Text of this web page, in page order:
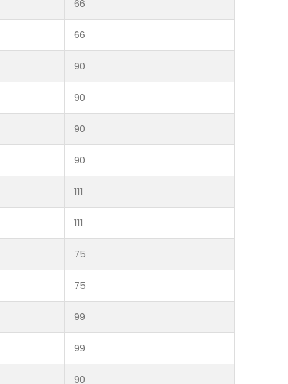
66
66
90
90
90
90
111
111
75
75
99
99
90